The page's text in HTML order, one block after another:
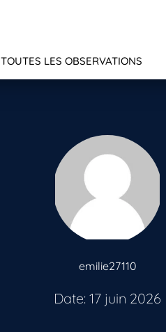
TOUTES LES OBSERVATIONS
emilie27110
Date: 17 juin 2026